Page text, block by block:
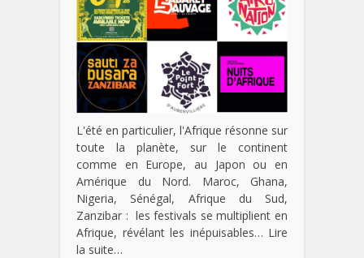
L'été en particulier, l'Afrique résonne sur
toute la planète, sur le continent
comme en Europe, au Japon ou en
Amérique du Nord. Maroc, Ghana,
Nigeria, Sénégal, Afrique du Sud,
Zanzibar : les festivals se multiplient en
Afrique, révélant les inépuisables… Lire
la suite…